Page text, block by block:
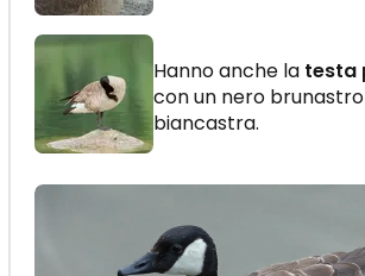
Hanno anche la testa
con un nero
biancastra.